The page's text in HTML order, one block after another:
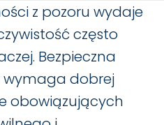
z pozoru wydaje
często
Bezpieczna
wymaga dobrej
obowiązujących